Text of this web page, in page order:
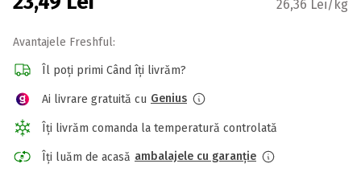
26,36 Lei/kg
Avantajele Freshful:
Îl poți primi Când îți livrăm?
Ai livrare gratuită cu Genius
Îți livrăm comanda la temperatură controlată
Îți luăm de acasă ambalajele cu garanție